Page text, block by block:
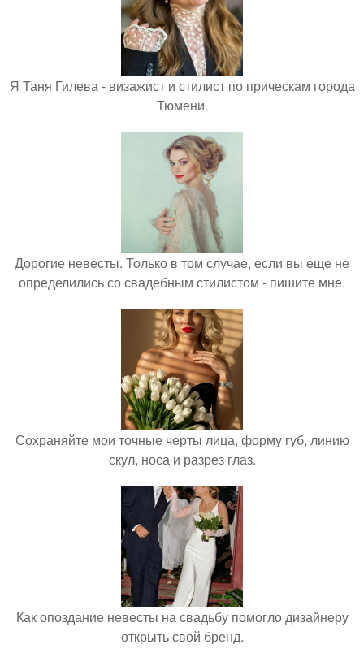
Я Таня Гилева - визажист и стилист по прическам города
Тюмени.
Дорогие невесты. Только в том случае, если вы еще не
определились со свадебным стилистом - пишите мне.
Сохраняйте мои точные черты лица, форму губ, линию
скул, носа и разрез глаз.
Как опоздание невесты на свадьбу помогло дизайнеру
открыть свой бренд.